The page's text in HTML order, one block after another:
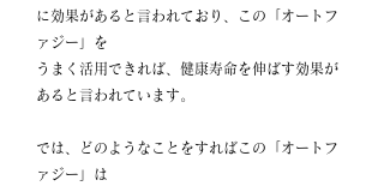
に効果があると言われており、この「オートフ
ァジー」を
うまく活用できれば、健康寿命を伸ばす効果が
あると言われています。
では、どのようなことをすればこの「オートフ
ァジー」は